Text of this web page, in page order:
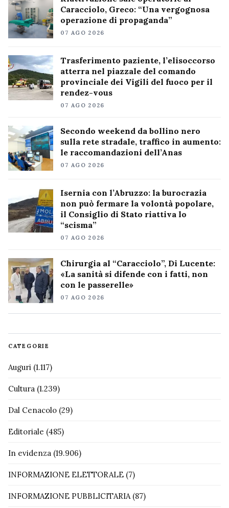
Caracciolo, Greco: “Una vergognosa
operazione di propaganda”
07 AGO 2026
Trasferimento paziente, l’elisoccorso
atterra nel piazzale del comando
provinciale dei Vigili del fuoco per il
rendez-vous
07 AGO 2026
Secondo weekend da bollino nero
sulla rete stradale, traffico in aumento:
le raccomandazioni dell’Anas
07 AGO 2026
Isernia con l’Abruzzo: la burocrazia
non può fermare la volontà popolare,
il Consiglio di Stato riattiva lo
“scisma”
07 AGO 2026
Chirurgia al “Caracciolo”, Di Lucente:
«La sanità si difende con i fatti, non
con le passerelle»
07 AGO 2026
CATEGORIE
Auguri (1.117)
Cultura (1.239)
Dal Cenacolo (29)
Editoriale (485)
In evidenza (19.906)
INFORMAZIONE ELETTORALE (7)
INFORMAZIONE PUBBLICITARIA(87)